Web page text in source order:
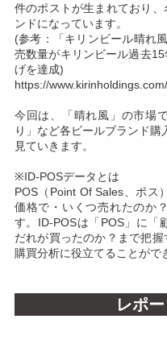
件のポストが生まれており
ンドになっています。
(参考：「キリンビール晴れ
売数量がキリンビール過去
げを達成)
https://
今回は、「晴れ風」の市場
り」など各ビールブランド
見ていきます。
※ID-POSデータとは
POS（Point Of Sales、ポス
価格で・いくつ売れたのか
す。ID-POSは「POS」に「
だれが買ったのか？まで把
購買分析に役立てることがで
レポ